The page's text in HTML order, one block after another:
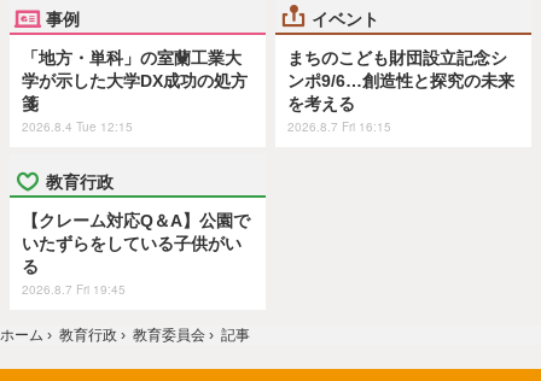
事例
「地方・単科」の室蘭工業大
学が示した大学DX成功の処方
箋
2026.8.4 Tue 12:15
イベント
まちのこども財団設立記念シ
ンポ9/6…創造性と探究の未来
を考える
2026.8.7 Fri 16:15
教育行政
【クレーム対応Q＆A】公園で
いたずらをしている子供がい
る
2026.8.7 Fri 19:45
ホーム › 教育行政 › 教育委員会 › 記事